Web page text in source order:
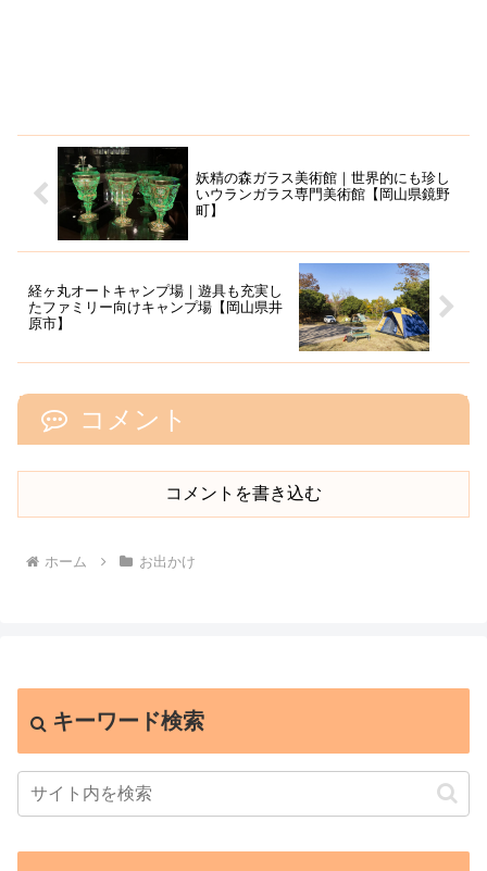
妖精の森ガラス美術館｜世界的にも珍し
いウランガラス専門美術館【岡山県鏡野
町】
経ヶ丸オートキャンプ場｜遊具も充実し
たファミリー向けキャンプ場【岡山県井
原市】
コメント
コメントを書き込む
ホーム お出かけ
キーワード検索